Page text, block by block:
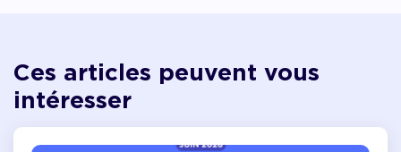
Ces articles peuvent vous
intéresser